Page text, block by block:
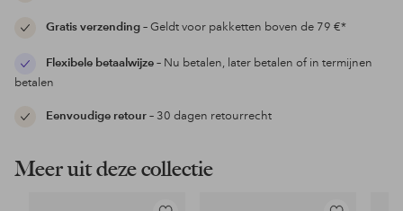
Gratis verzending– Geldt voor pakketten boven de 79 €*
Flexibele betaalwijze– Nu betalen, later betalen of in termijnen
betalen
Eenvoudige retour– 30 dagen retourrecht
Meer uit deze collectie